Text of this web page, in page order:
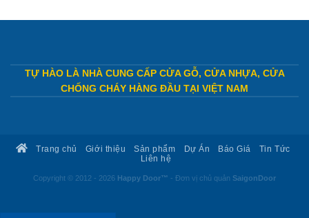
TỰ HÀO LÀ NHÀ CUNG CẤP CỬA GỖ, CỬA NHỰA, CỬA
CHỐNG CHÁY HÀNG ĐẦU TẠI VIỆT NAM
Trang chủ Giới thiệu Sản phẩm Dự Án Báo Giá
Tin Tức
Liên hệ
Copyright © 2012 - 2026 Happy Door™ - Đơn vị chủ quản SaigonDoor